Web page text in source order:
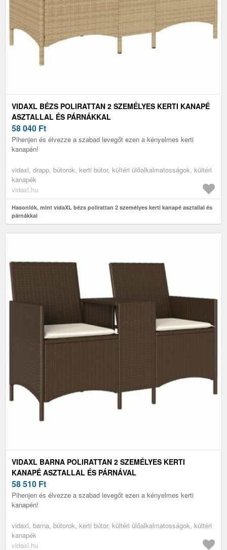
VIDAXL BÉZS POLIRATTAN 2 SZEMÉLYES KERTI KANAPÉ
ASZTALLAL ÉS PÁRNÁKKAL
58 040 Ft
Pihenjen és élvezze a szabad levegőt ezen a kényelmes kerti
kanapén!
vidaxl, drapp, bútorok, kerti bútor, kültéri ülőalkalmatosságok, kültéri
kanapék
vidaxl.hu
Hasonlók, mint vidaXL bézs polirattan 2 személyes kerti kanapé asztallal és
párnákkal
VIDAXL BARNA POLIRATTAN 2 SZEMÉLYES KERTI
KANAPÉ ASZTALLAL ÉS PÁRNÁVAL
58 510 Ft
Pihenjen és élvezze a szabad levegőt ezen a kényelmes kerti
kanapén!
vidaxl, barna, bútorok, kerti bútor, kültéri ülőalkalmatosságok, kültéri
kanapék
vidaxl.hu